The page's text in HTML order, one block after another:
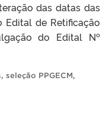
das datas das
Edital de Retificação
do Edital Nº
, seleção PPGECM,